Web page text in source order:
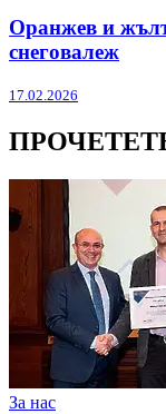
Оранжев и
снеговалеж
17.02.2026
За нас